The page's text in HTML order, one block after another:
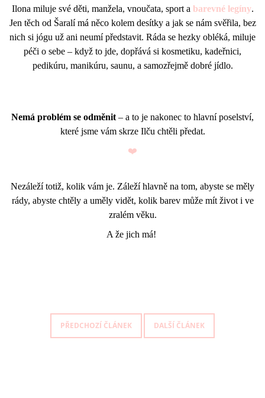
Ilona miluje své děti, manžela, vnoučata, sport a barevné legíny.
Jen těch od Šaralí má něco kolem desítky a jak se nám svěřila, bez
nich si jógu už ani neumí představit. Ráda se hezky obléká, miluje
péči o sebe – když to jde, dopřává si kosmetiku, kadeřnici,
pedikúru, manikúru, saunu, a samozřejmě dobré jídlo.
Nemá problém se odměnit – a to je nakonec to hlavní poselství,
které jsme vám skrze Ilču chtěli předat.
❤️
Nezáleží totiž, kolik vám je. Záleží hlavně na tom, abyste se měly
rády, abyste chtěly a uměly vidět, kolik barev může mít život i ve
zralém věku.
A že jich má!
PŘEDCHOZÍ ČLÁNEK DALŠÍ ČLÁNEK